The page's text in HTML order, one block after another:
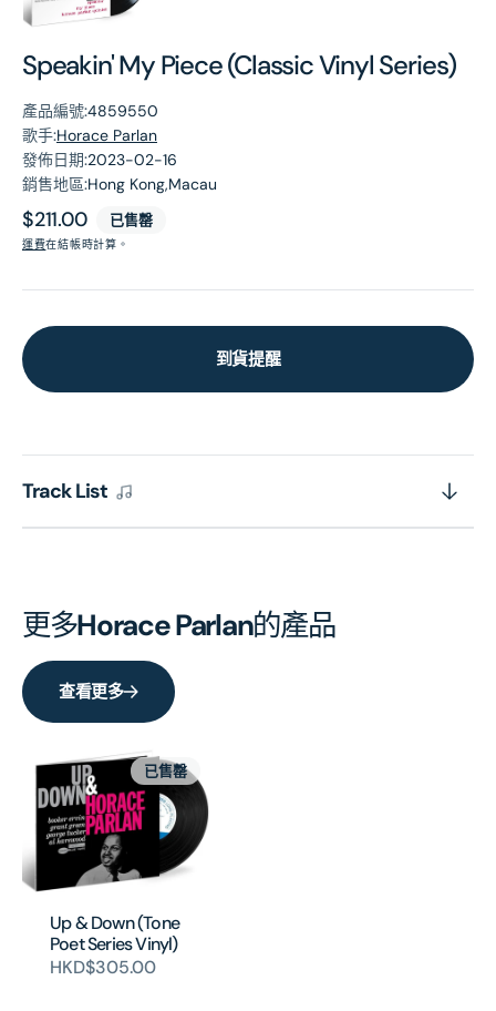
Speakin' My Piece (Classic Vinyl Series)
產品編號:4859550
歌手:Horace Parlan
發佈日期:2023-02-16
銷售地區:Hong Kong,Macau
原
價
$211.00 已售罄
運費在結帳時計算。
到貨提醒
Track List
更多Horace Parlan的產品
查看更多
Up & Down (Tone
Poet Series Vinyl)
HKD$305.00
已售罄